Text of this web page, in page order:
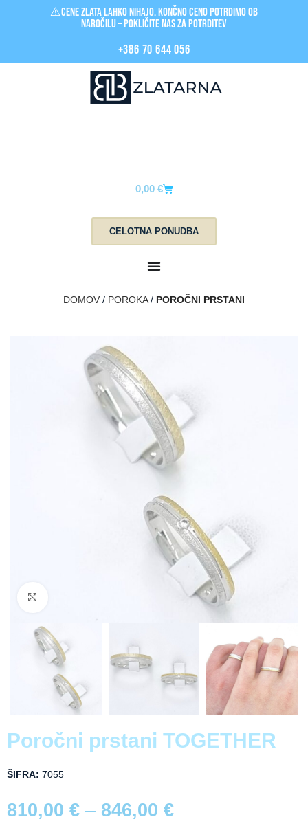
⚠️Cene zlata LAHKO nihajo. Končno ceno potrdimo ob
naročilu – pokličite nas za POTRDITEV
+386 70 644 056
0,00 €
CELOTNA PONUDBA
DOMOV POROKA POROČNI PRSTANI
Poročni prstani TOGETHER
ŠIFRA: 7055
810,00 € – 846,00 €